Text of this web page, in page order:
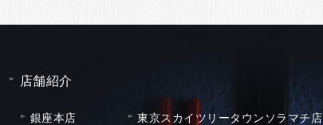
店舗紹介
銀座本店
東京スカイツリータウンソラマチ店